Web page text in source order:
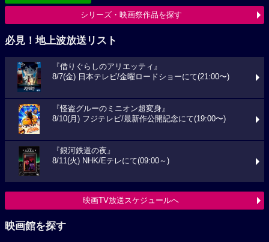
シリーズ・映画祭作品を探す
必見！地上波放送リスト
『借りぐらしのアリエッティ』
8/7(金) 日本テレビ/金曜ロードショーにて(21:00〜)
『怪盗グルーのミニオン超変身』
8/10(月) フジテレビ/最新作公開記念にて(19:00〜)
『銀河鉄道の夜』
8/11(火) NHK/Eテレにて(09:00～)
映画TV放送スケジュールへ
映画館を探す